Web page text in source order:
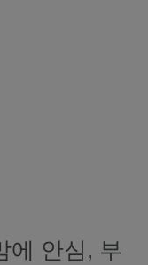
에 안심, 부